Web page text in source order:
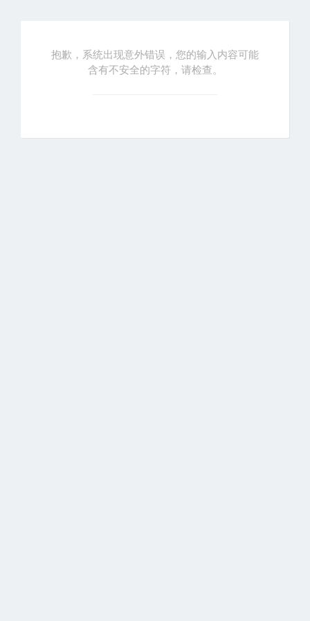
抱歉，系统出现意外错误，您的输入内容可能
含有不安全的字符，请检查。